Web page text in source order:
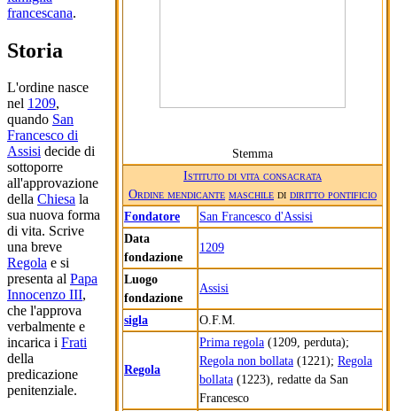
Stemma
Istituto di vita consacrata
Ordine mendicante maschile di diritto pontificio
Fondatore
San Francesco d'Assisi
Data
fondazione
1209
Luogo
fondazione
Assisi
sigla O.F.M.
Regola
Prima regola (1209, perduta);
Regola non bollata (1221); Regola
bollata (1223), redatte da San
Francesco
francescana.
Storia
L'ordine nasce
nel 1209,
quando San
Francesco di
Assisi decide di
sottoporre
all'approvazione
della Chiesa la
sua nuova forma
di vita. Scrive
una breve
Regola e si
presenta al Papa
Innocenzo III,
che l'approva
verbalmente e
incarica i Frati
della
predicazione
penitenziale.